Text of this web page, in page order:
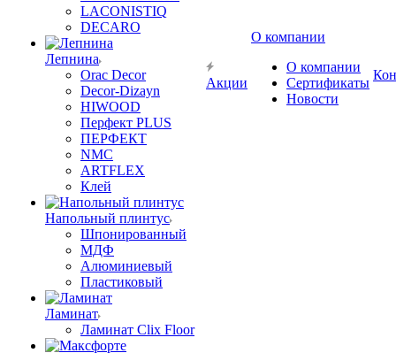
LACONISTIQ
DECARO
Лепнина
Orac Decor
Decor-Dizayn
HIWOOD
Перфект PLUS
ПЕРФЕКТ
NMC
ARTFLEX
Клей
Напольный плинтус
Шпонированный
МДФ
Алюминиевый
Пластиковый
Ламинат
Ламинат Clix Floor
Акции
О компании
О компании
Сертификаты
Новости